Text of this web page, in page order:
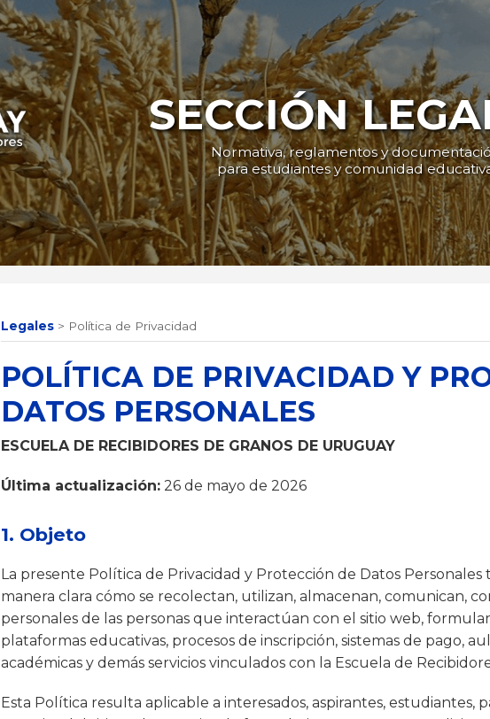
SECCIÓN
Normativa, reglamentos y
para estudiantes y comunidad
Legales > Política de Privacidad
POLÍTICA DE PRIVACIDAD Y
DATOS PERSONALES
ESCUELA DE RECIBIDORES DE GRANOS DE URUGUAY
Última actualización: 26 de mayo de 2026
1. Objeto
La presente Política de Privacidad y Protección de Datos
manera clara cómo se recolectan, utilizan, almacenan, comunican,
personales de las personas que interactúan con el sitio web,
plataformas educativas, procesos de inscripción, sistemas de pago,
académicas y demás servicios vinculados con la Escuela de
Esta Política resulta aplicable a interesados, aspirantes, estudiantes,